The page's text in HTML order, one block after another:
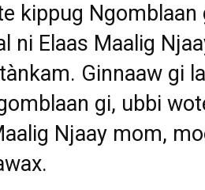
kippug
ni Elaas Maalig
Ginnaaw gi
gi, ubbi
Njaay mom,